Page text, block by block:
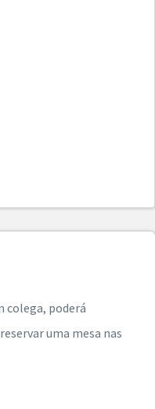
colega, poderá
uma mesa nas